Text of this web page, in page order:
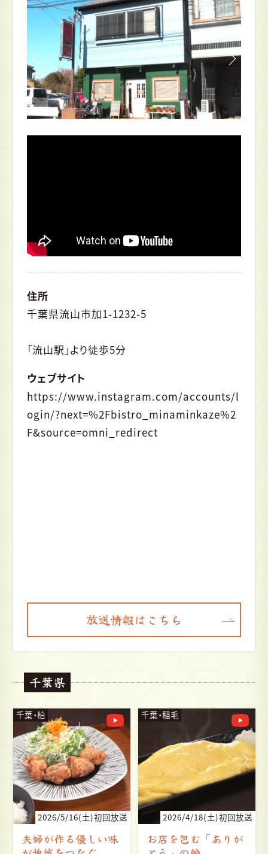
住所
千葉県流山市加1-1232-5
「流山駅」より徒歩5分
ウェブサイト
https://www.instagram.com/accounts/l
ogin/?next=%2Fbistro_minaminkaze%2
F&source=omni_redirect
放送情報はこちら
千葉県
千葉・稲毛
2026/4/18(土)初回放送
お店を包む「ありが
千葉・松戸
2026/3/7(土)初回放送
マダムがもてなす 上